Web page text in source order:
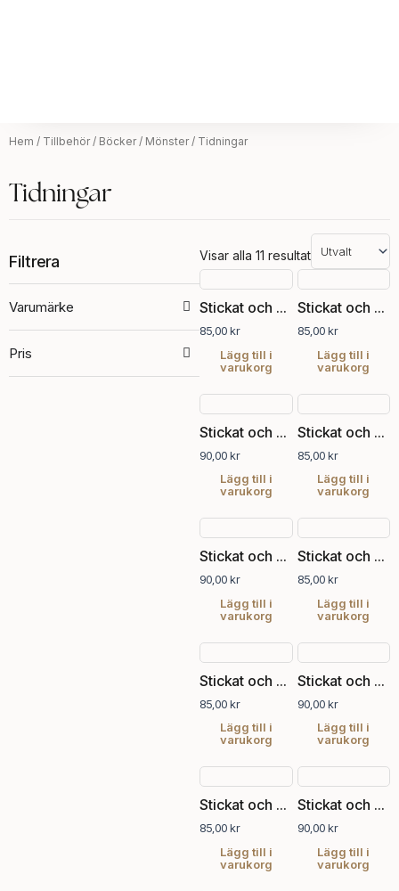
Hem / Tillbehör/ Böcker / Mönster/ Tidningar
Tidningar
Filtrera
Varumärke
Pris
Visar alla 11 resultat
Stickat och sånt nr 1, 2023
85,00kr
Lägg till i
varukorg
Stickat och sånt nr 2, 2023
85,00kr
Lägg till i
varukorg
Stickat och sånt nr 2, 2024
90,00kr
Lägg till i
varukorg
Stickat och sånt nr 3, 2022
85,00kr
Lägg till i
varukorg
Stickat och sånt nr 3, 2024
90,00kr
Lägg till i
varukorg
Stickat och sånt nr 4, 2022
85,00kr
Lägg till i
varukorg
Stickat och sånt nr 4, 2023
85,00kr
Lägg till i
varukorg
Stickat och sånt nr 4, 2024
90,00kr
Lägg till i
varukorg
Stickat och sånt nr 5, 2022
85,00kr
Lägg till i
varukorg
Stickat och sånt nr 5, 2024
90,00kr
Lägg till i
varukorg